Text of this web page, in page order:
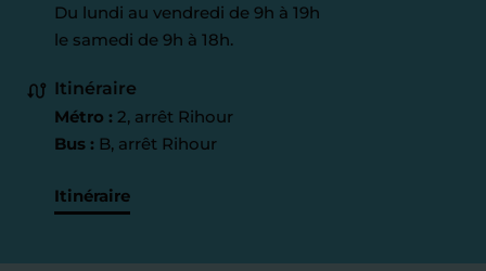
Du lundi au vendredi de 9h à 19h
le samedi de 9h à 18h.
Itinéraire
Métro : 2, arrêt Rihour
Bus : B, arrêt Rihour
Itinéraire